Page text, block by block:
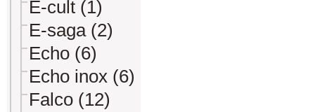
E-cult (1)
E-saga (2)
Echo (6)
Echo inox (6)
Falco (12)